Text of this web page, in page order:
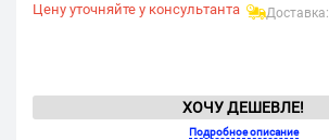
Цену уточняйте у консультанта Доставка:
ХОЧУ ДЕШЕВЛЕ!
Подробное описание